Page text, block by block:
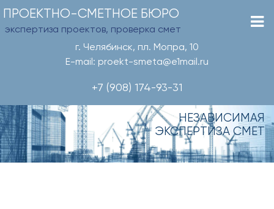
ПРОЕКТНО-СМЕТНОЕ БЮРО
экспертиза проектов, проверка смет
г. Челябинск, пл. Мопра, 10
E-mail: proekt-smeta@e1mail.ru
+7 (908) 174-93-31
НЕЗАВИСИМАЯ
ЭКСПЕРТИЗА СМЕТ